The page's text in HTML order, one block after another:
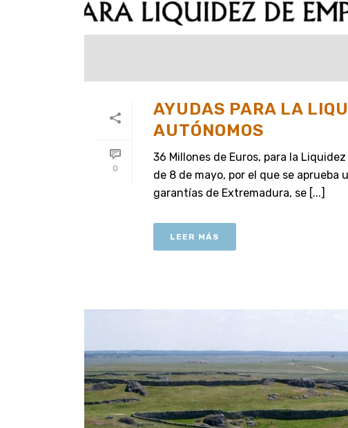
0
AYUDAS PARA LA
AUTÓNOMOS
36 Millones de Euros, para la
de 8 de mayo, por el que se
garantías de Extremadura, se [...]
LEER MÁS